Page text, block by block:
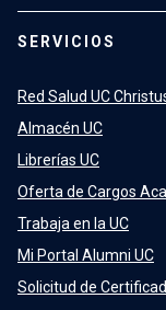
SERVICIOS
Red Salud UC
Almacén UC
Librerías UC
Oferta de Cargos
Trabaja en la UC
Mi Portal Alumni UC
Solicitud de